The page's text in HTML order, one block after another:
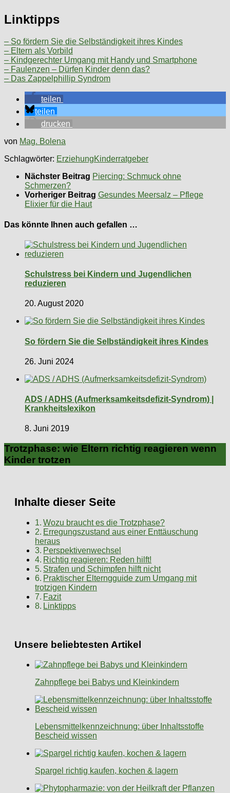
Linktipps
– So fördern Sie die Selbständigkeit ihres Kindes
– Eltern als Vorbild
– Kindgerechter Umgang mit Handy und Smartphone
– Faulenzen – Dürfen Kinder denn das?
– Das Zappelphillip Syndrom
teilen
teilen
drucken
von Mag. Bolena
Schlagwörter: ErziehungKinderratgeber
Nächster Beitrag Piercing: Schmuck ohne
Schmerzen?
Vorheriger Beitrag Gesundes Meersalz – Pflege
Elixier für die Haut
Das könnte Ihnen auch gefallen …
Schulstress bei Kindern und Jugendlichen
reduzieren
20. August 2020
So fördern Sie die Selbständigkeit ihres Kindes
26. Juni 2024
ADS / ADHS (Aufmerksamkeitsdefizit-Syndrom) |
Krankheitslexikon
8. Juni 2019
Trotzphase: wie Eltern richtig reagieren wenn
Kinder trotzen
Inhalte dieser Seite
Wozu braucht es die Trotzphase?
Erregungszustand aus einer Enttäuschung
heraus
Perspektivenwechsel
Richtig reagieren: Reden hilft!
Strafen und Schimpfen hilft nicht
Praktischer Elterngguide zum Umgang mit
trotzigen Kindern
Fazit
Linktipps
Unsere beliebtesten Artikel
Zahnpflege bei Babys und Kleinkindern
Lebensmittelkennzeichnung: über Inhaltsstoffe
Bescheid wissen
Spargel richtig kaufen, kochen & lagern